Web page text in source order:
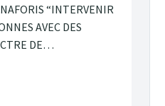
“INTERVENIR
AVEC DES
DE…